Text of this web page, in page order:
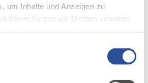
um Inhalte und Anzeigen zu
für soziale Medien anbieten
Website an unsere Partner